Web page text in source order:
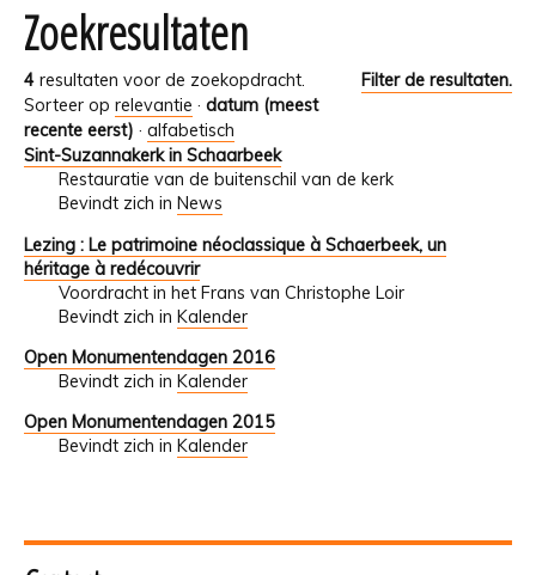
Zoekresultaten
4 resultaten voor de zoekopdracht.
Filter de resultaten.
Sorteer op relevantie · datum (meest
recente eerst) · alfabetisch
Sint-Suzannakerk in Schaarbeek
Restauratie van de buitenschil van de kerk
Bevindt zich in News
Lezing : Le patrimoine néoclassique à Schaerbeek, un
héritage à redécouvrir
Voordracht in het Frans van Christophe Loir
Bevindt zich in Kalender
Open Monumentendagen 2016
Bevindt zich in Kalender
Open Monumentendagen 2015
Bevindt zich in Kalender